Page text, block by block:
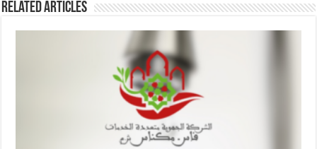
Related Articles